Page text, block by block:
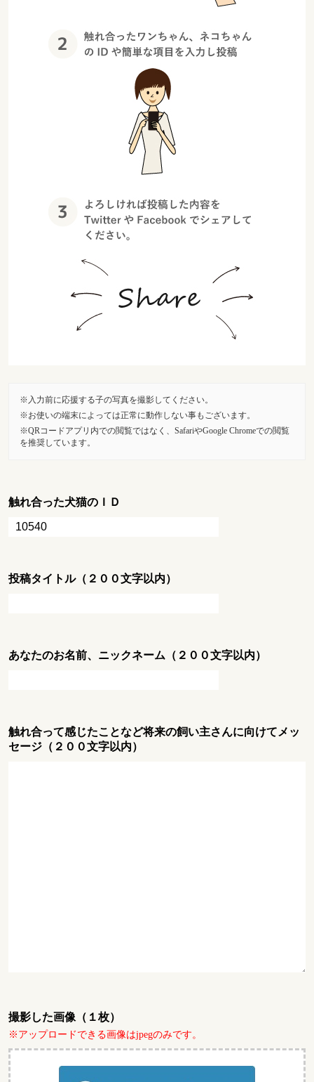
入力前に応援する子の写真を撮影してください。
お使いの端末によっては正常に動作しない事もございます。
QRコードアプリ内での閲覧ではなく、SafariやGoogle Chromeでの閲覧
を推奨しています。
触れ合った犬猫のＩＤ
投稿タイトル（２００文字以内）
あなたのお名前、ニックネーム（２００文字以内）
触れ合って感じたことなど将来の飼い主さんに向けてメッ
セージ（２００文字以内）
撮影した画像（１枚）
※アップロードできる画像はjpegのみです。